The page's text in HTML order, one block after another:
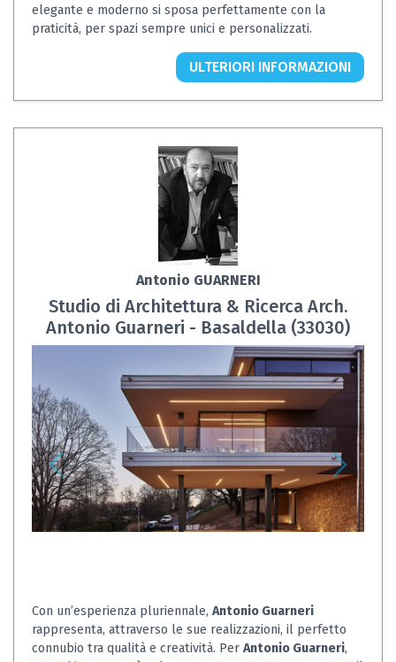
elegante e moderno si sposa perfettamente con la
praticità, per spazi sempre unici e personalizzati.
ULTERIORI INFORMAZIONI
Antonio GUARNERI
Studio di Architettura & Ricerca Arch.
Antonio Guarneri - Basaldella (33030)
Con un’esperienza pluriennale, Antonio Guarneri
rappresenta, attraverso le sue realizzazioni, il perfetto
connubio tra qualità e creatività. Per Antonio Guarneri,